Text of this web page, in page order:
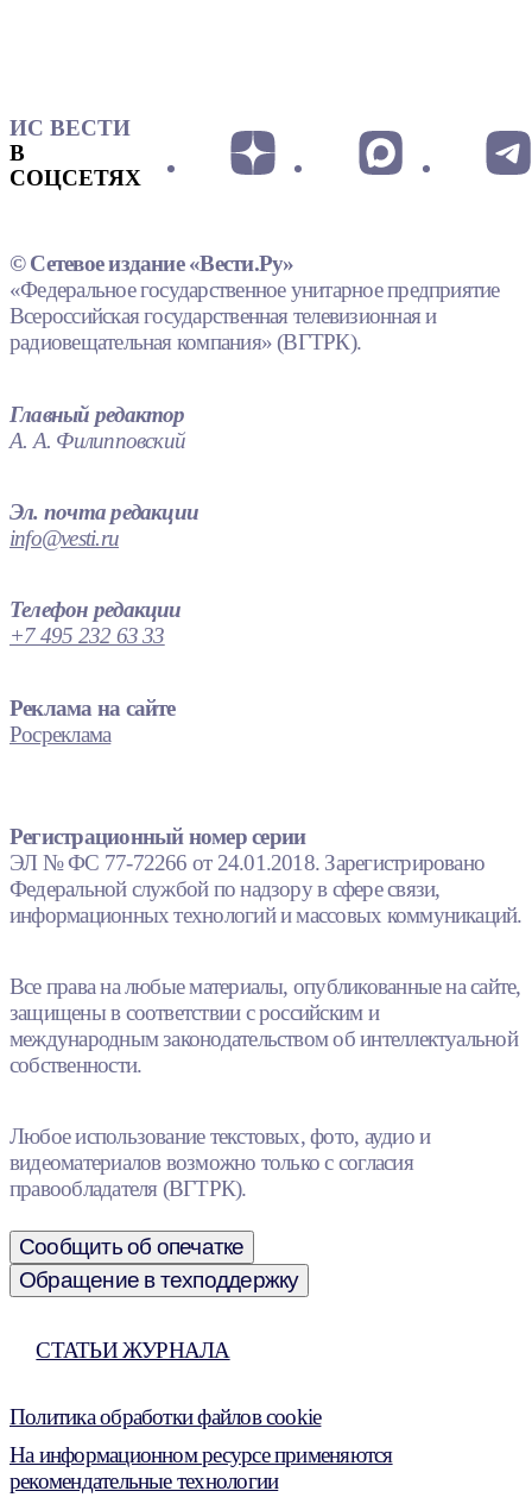
ИС ВЕСТИ
В
СОЦСЕТЯХ
© Сетевое издание «Вести.Ру»
«Федеральное государственное унитарное предприятие
Всероссийская государственная телевизионная и
радиовещательная компания» (ВГТРК).
Главный редактор
А. А. Филипповский
Эл. почта редакции
info@vesti.ru
Телефон редакции
+7 495 232 63 33
Реклама на сайте
Росреклама
Регистрационный номер серии
ЭЛ № ФС 77-72266 от 24.01.2018. Зарегистрировано
Федеральной службой по надзору в сфере связи,
информационных технологий и массовых коммуникаций.
Все права на любые материалы, опубликованные на сайте,
защищены в соответствии с российским и
международным законодательством об интеллектуальной
собственности.
Любое использование текстовых, фото, аудио и
видеоматериалов возможно только с согласия
правообладателя (ВГТРК).
Сообщить об опечатке
Обращение в техподдержку
СТАТЬИ ЖУРНАЛА
Политика обработки файлов cookie
На информационном ресурсе применяются
рекомендательные технологии